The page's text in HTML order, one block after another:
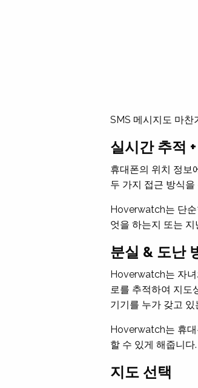
SMS 메시지도 마찬
실시간 추적
휴대폰의 위치 정보
두 가지 접근 방식
Hoverwatch는 단순
엇을 하는지 또는
분실 & 도난
Hoverwatch는 자
로를 추적하여 지도
기기를 누가 갖고
Hoverwatch는 휴
할 수 있게 해줍니다.
지도 선택